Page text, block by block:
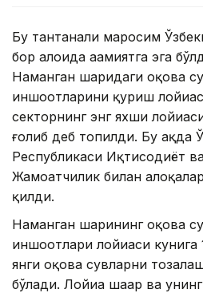
Бу тантанали маросим
бор алоҳида аҳамиятга эга
Наманган шаҳридаги оқова
иншоотларини қуриш
секторнинг энг яхши
ғолиб деб топилди. Бу ҳақда
Республикаси Иқтисодиёт
Жамоатчилик билан
қилди.
Наманган шаҳрининг оқова
иншоотлари лойиҳаси
янги оқова сувларни
бўлади. Лойиҳа шаҳар ва